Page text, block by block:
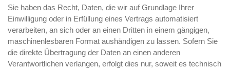
Sie haben das Recht, Daten, die wir auf Grundlage Ihrer
Einwilligung oder in Erfüllung eines Vertrags automatisiert
verarbeiten, an sich oder an einen Dritten in einem gängigen,
maschinenlesbaren Format aushändigen zu lassen. Sofern Sie
die direkte Übertragung der Daten an einen anderen
Verantwortlichen verlangen, erfolgt dies nur, soweit es technisch